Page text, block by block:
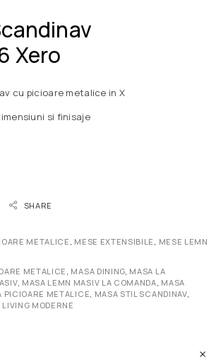
Xero
cu picioare metalice in X
si finisaje
SHARE
METALICE , MESE EXTENSIBILE , MESE LEMN
METALICE , MASA DINING, MASA LA
, MASA LEMN MASIV LA COMANDA, MASA
PICIOARE METALICE, MASA STIL SCANDINAV,
LIVING MODERNE